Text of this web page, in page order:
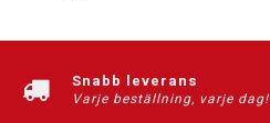
Snabb leverans
Varje beställning, varje dag!